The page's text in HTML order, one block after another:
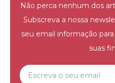
Não perca nenhum dos
Subscreva a nossa
seu email informação
suas